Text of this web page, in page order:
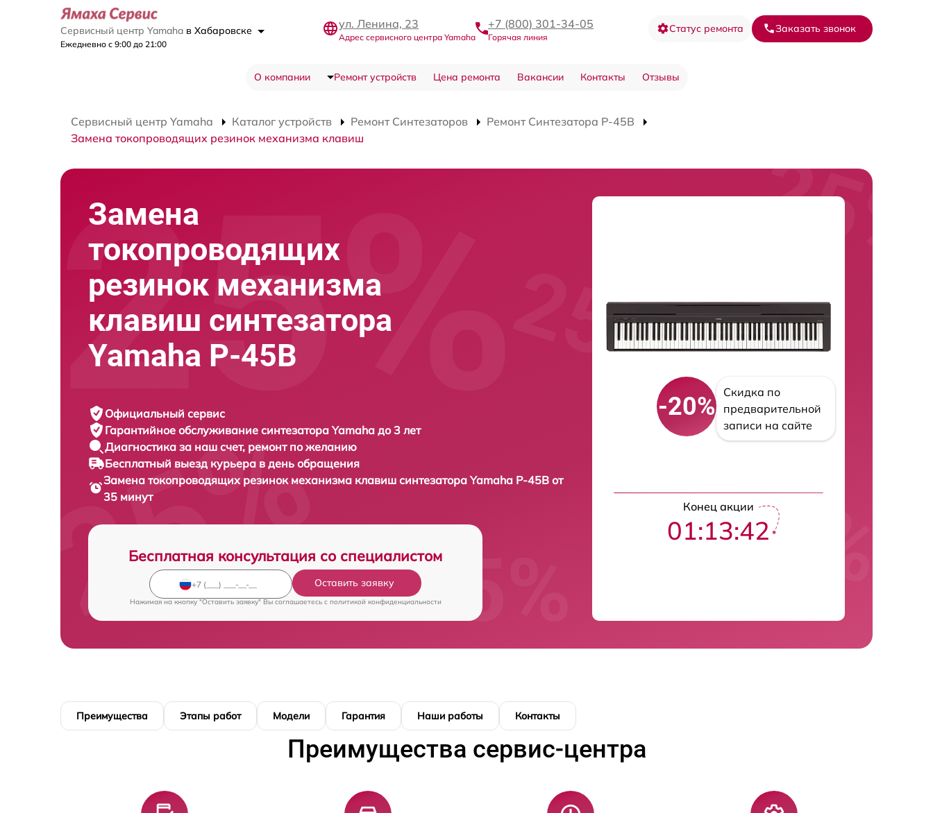
Сервисный центр Yamaha в Хабаровске
Ежедневно с 9:00 до 21:00
ул. Ленина, 23
Адрес сервисного центра Yamaha
+7 (800) 301-34-05
Горячая линия
Статус ремонта Заказать звонок
О компании Ремонт устройств Цена ремонта Вакансии Контакты Отзывы
Сервисный центр Yamaha Каталог устройств Ремонт Синтезаторов
Ремонт Синтезатора P-45B
Замена токопроводящих резинок механизма клавиш
Замена
токопроводящих
резинок механизма
клавиш синтезатора
Yamaha P-45B
Официальный сервис
Гарантийное обслуживание синтезатора Yamaha до 3 лет
Диагностика за наш счет, ремонт по желанию
Бесплатный выезд курьера в день обращения
Замена токопроводящих резинок механизма клавиш синтезатораYamaha P-45B от
35 минут
Бесплатная консультация со специалистом
Оставить заявку
Нажимая на кнопку "Оставить заявку" Вы соглашаетесь c политикой конфиденциальности
-20%
Скидка по
предварительной
записи на сайте
Конец акции
01:13:41
Преимущества Этапы работ Модели Гарантия Наши работы Контакты
Преимущества сервис-центра